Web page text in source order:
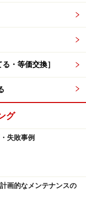
認めてもらえませ
悴する姿は痛々し
的な納税を準備で
と思いますが、ご夫
するとき、万が一
偶者控除を使えな
お勧めします。
しは利きませ
・等価交換］
グ
失敗事例
画的なメンテナンスの